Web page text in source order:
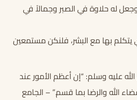
وجعل له حلاوة في الصبر وجمالاً في
يتكلم بها مع البشر، فلنكن مستمعين
عليه وسلم: “إن أعظم الأمور عند
الله والرضا بما قسم.” – الجامع